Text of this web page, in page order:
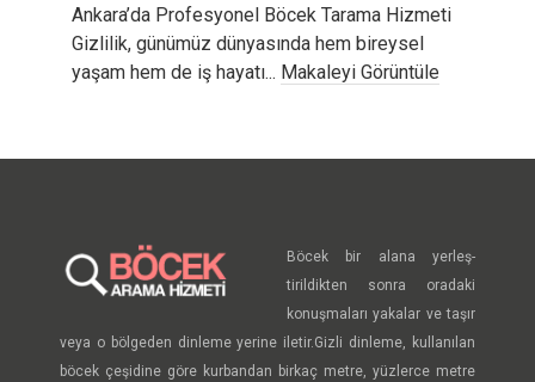
Ankara’da Profesyonel Böcek Tarama Hizmeti
Gizlilik, günümüz dünyasında hem bireysel
yaşam hem de iş hayatı... Makaleyi Görüntüle
Böcek bir alana yerleş-
tirildikten sonra oradaki
konuşmaları yakalar ve taşır
veya o bölgeden dinleme yerine iletir.Gizli dinleme, kullanılan
böcek çeşidine göre kurbandan birkaç metre, yüzlerce metre